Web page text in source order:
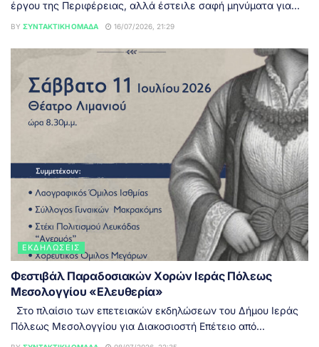
έργου της Περιφέρειας, αλλά έστειλε σαφή μηνύματα για...
BY ΣΥΝΤΑΚΤΙΚΉ ΟΜΆΔΑ 16/07/2026, 21:29
ΕΚΔΗΛΏΣΕΙΣ
Φεστιβάλ Παραδοσιακών Χορών Ιεράς Πόλεως
Μεσολογγίου «Ελευθερία»
Στο πλαίσιο των επετειακών εκδηλώσεων του Δήμου Ιεράς
Πόλεως Μεσολογγίου για Διακοσιοστή Επέτειο από...